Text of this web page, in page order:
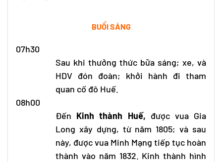
BUỔI SÁNG
07h30
Sau khi thưởng thức bữa sáng; xe, và
HDV đón đoàn; khởi hành đi tham
quan cố đô Huế.
08h00
Đến Kinh thành Huế, được vua Gia
Long xây dựng, từ năm 1805; và sau
này, được vua Minh Mạng tiếp tục hoàn
thành vào năm 1832. Kinh thành hình